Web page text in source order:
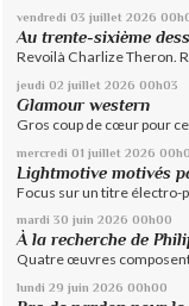
vendredi 03 juillet 2026
Au trente-sixième
Revoilà Charlize Theron.
jeudi 02 juillet 2026 00h03
Glamour western
Gros coup de cœur pour
mercredi 01 juillet 2026
Lightmotive motivés
Focus sur un titre électro-
mardi 30 juin 2026 00h00
À la recherche de
Quatre œuvres
lundi 29 juin 2026 00h00